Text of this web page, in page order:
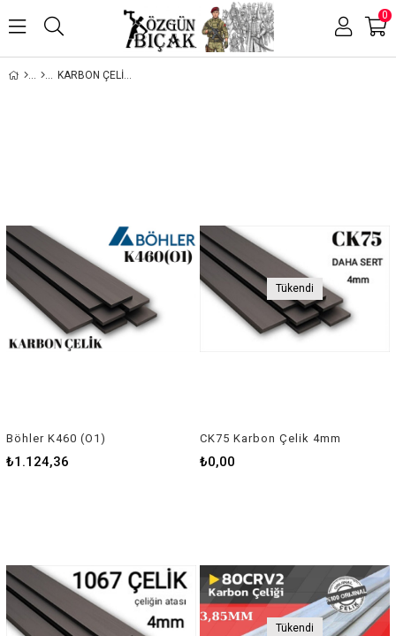
0
KARBON ÇELİKLER
Böhler K460 (O1)
₺1.124,36
Tükendi
CK75 Karbon Çelik 4mm
₺0,00
Tükendi